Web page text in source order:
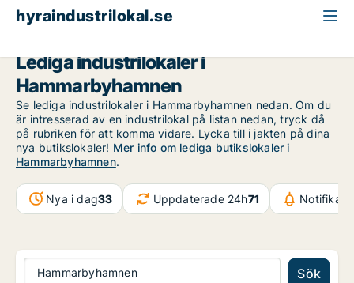
hyraindustrilokal.se
Lediga industrilokaler i
Hammarbyhamnen
Se lediga industrilokaler i Hammarbyhamnen nedan. Om du
är intresserad av en industrilokal på listan nedan, tryck då
på rubriken för att komma vidare. Lycka till i jakten på dina
nya butikslokaler! Mer info om lediga butikslokaler i
Hammarbyhamnen.
Nya i dag33 Uppdaterade 24h71
Hammarbyhamnen Sök